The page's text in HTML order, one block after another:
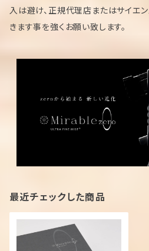
入は避け、正規代理店またはサイエ
きます事を強くお願い致します。
最近チェックした商品